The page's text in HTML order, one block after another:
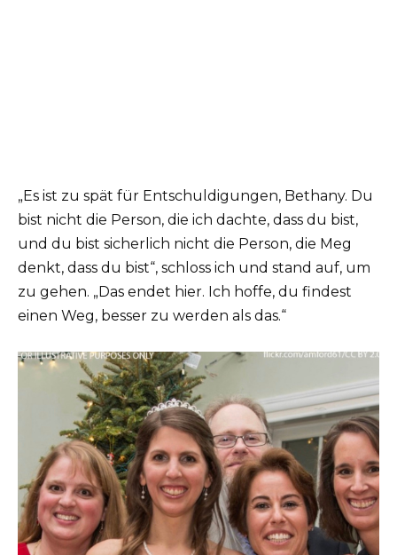
„Es ist zu spät für Entschuldigungen, Bethany. Du
bist nicht die Person, die ich dachte, dass du bist,
und du bist sicherlich nicht die Person, die Meg
denkt, dass du bist“, schloss ich und stand auf, um
zu gehen. „Das endet hier. Ich hoffe, du findest
einen Weg, besser zu werden als das.“